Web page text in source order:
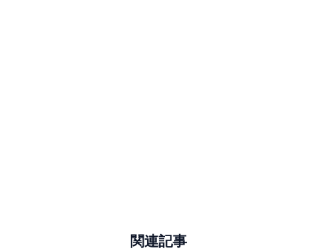
関連記事